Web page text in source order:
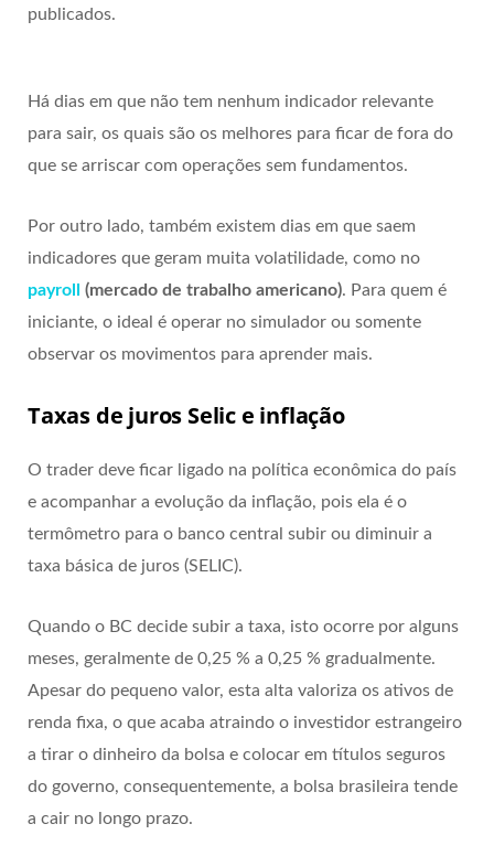
publicados.
Há dias em que não tem nenhum indicador relevante
para sair, os quais são os melhores para ficar de fora do
que se arriscar com operações sem fundamentos.
Por outro lado, também existem dias em que saem
indicadores que geram muita volatilidade, como no
payroll (mercado de trabalho americano). Para quem é
iniciante, o ideal é operar no simulador ou somente
observar os movimentos para aprender mais.
Taxas de juros Selic e inflação
O trader deve ficar ligado na política econômica do país
e acompanhar a evolução da inflação, pois ela é o
termômetro para o banco central subir ou diminuir a
taxa básica de juros (SELIC).
Quando o BC decide subir a taxa, isto ocorre por alguns
meses, geralmente de 0,25 % a 0,25 % gradualmente.
Apesar do pequeno valor, esta alta valoriza os ativos de
renda fixa, o que acaba atraindo o investidor estrangeiro
a tirar o dinheiro da bolsa e colocar em títulos seguros
do governo, consequentemente, a bolsa brasileira tende
a cair no longo prazo.